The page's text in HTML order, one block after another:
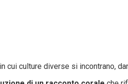
cui culture diverse si incontrano,